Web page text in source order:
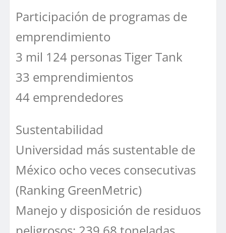
Participación de programas de
emprendimiento
3 mil 124 personas Tiger Tank
33 emprendimientos
44 emprendedores
Sustentabilidad
Universidad más sustentable de
México ocho veces consecutivas
(Ranking GreenMetric)
Manejo y disposición de residuos